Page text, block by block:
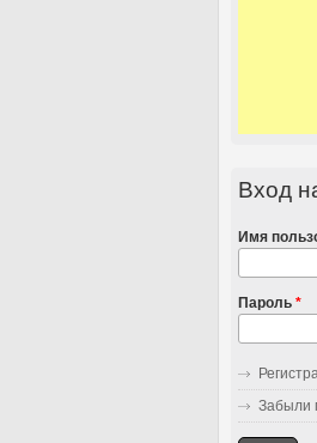
Вход
Имя
Пароль *
Забыли